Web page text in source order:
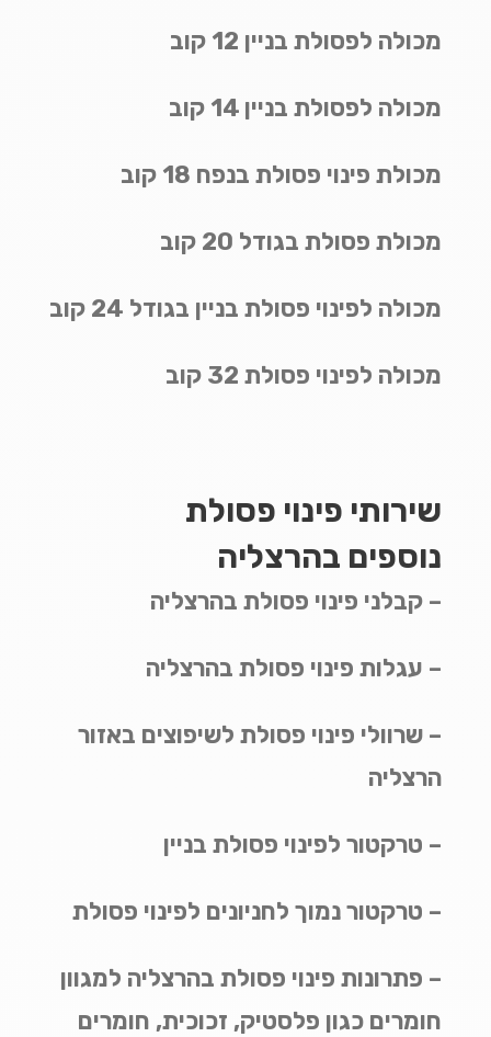
מכולה לפסולת בניין 12 קוב
מכולה לפסולת בניין 14 קוב
מכולת פינוי פסולת בנפח 18 קוב
מכולת פסולת בגודל 20 קוב
מכולה לפינוי פסולת בניין בגודל 24 קוב
מכולה לפינוי פסולת 32 קוב
שירותי פינוי פסולת
נוספים בהרצליה
– קבלני פינוי פסולת בהרצליה
– עגלות פינוי פסולת בהרצליה
– שרוולי פינוי פסולת לשיפוצים באזור
הרצליה
– טרקטור לפינוי פסולת בניין
– טרקטור נמוך לחניונים לפינוי פסולת
– פתרונות פינוי פסולת בהרצליה למגוון
חומרים כגון פלסטיק, זכוכית, חומרים